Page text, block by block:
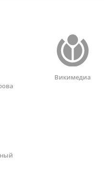
Викимедиа